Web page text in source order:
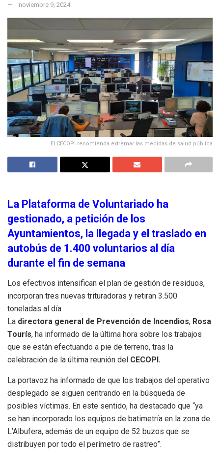
noviembre 9, 2024
El CECOPI recomienda extremar las medidas de salud pública
La Plataforma de Voluntariado ha
gestionado, a petición de los
Ayuntamientos, la llegada y el traslado en
autobús de 1.400 voluntarios al día
durante el fin de semana
Los efectivos intensifican el plan de gestión de residuos,
incorporan tres nuevas trituradoras y retiran 3.500
toneladas al día
La directora general de Prevención de Incendios, Rosa
Tourís, ha informado de la última hora sobre los trabajos
que se están efectuando a pie de terreno, tras la
celebración de la última reunión del CECOPI.
La portavoz ha informado de que los trabajos del operativo
desplegado se siguen centrando en la búsqueda de
posibles víctimas. En este sentido, ha destacado que “ya
se han incorporado los equipos de batimetría en la zona de
L’Albufera, además de un equipo de 52 buzos que se
distribuyen por todo el perímetro de rastreo”.